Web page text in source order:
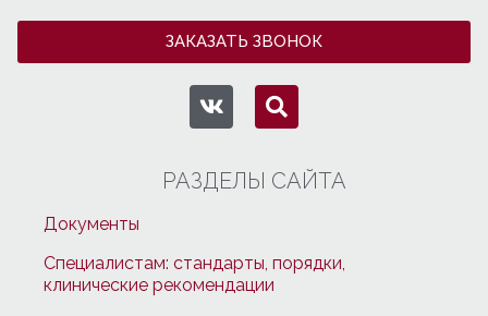
ЗАКАЗАТЬ ЗВОНОК
РАЗДЕЛЫ САЙТА
Документы
Специалистам: стандарты, порядки,
клинические рекомендации